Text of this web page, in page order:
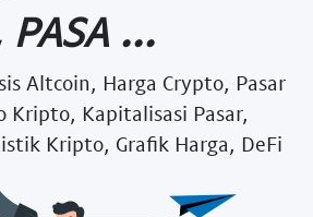
PASA ...
Altcoin, Harga Crypto, Pasar
Kapitalisasi Pasar,
Kripto, Grafik Harga, DeFi